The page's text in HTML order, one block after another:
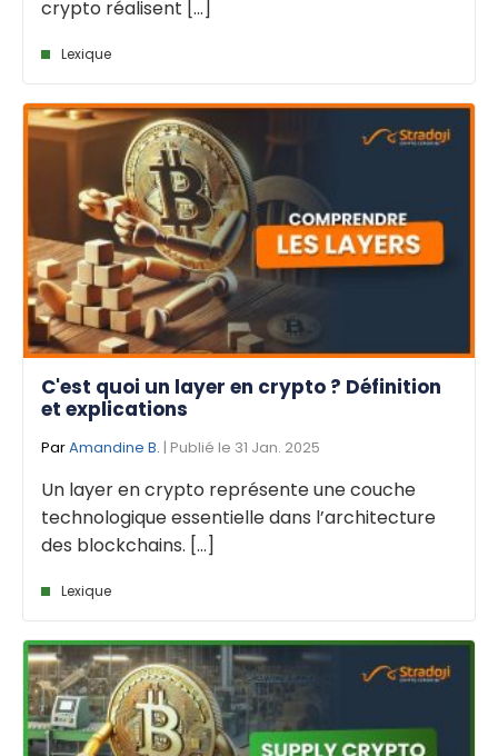
crypto réalisent [...]
Lexique
C'est quoi un layer en crypto ? Définition
et explications
ParAmandine B. | Publié le 31 Jan. 2025
Un layer en crypto représente une couche
technologique essentielle dans l’architecture
des blockchains. [...]
Lexique